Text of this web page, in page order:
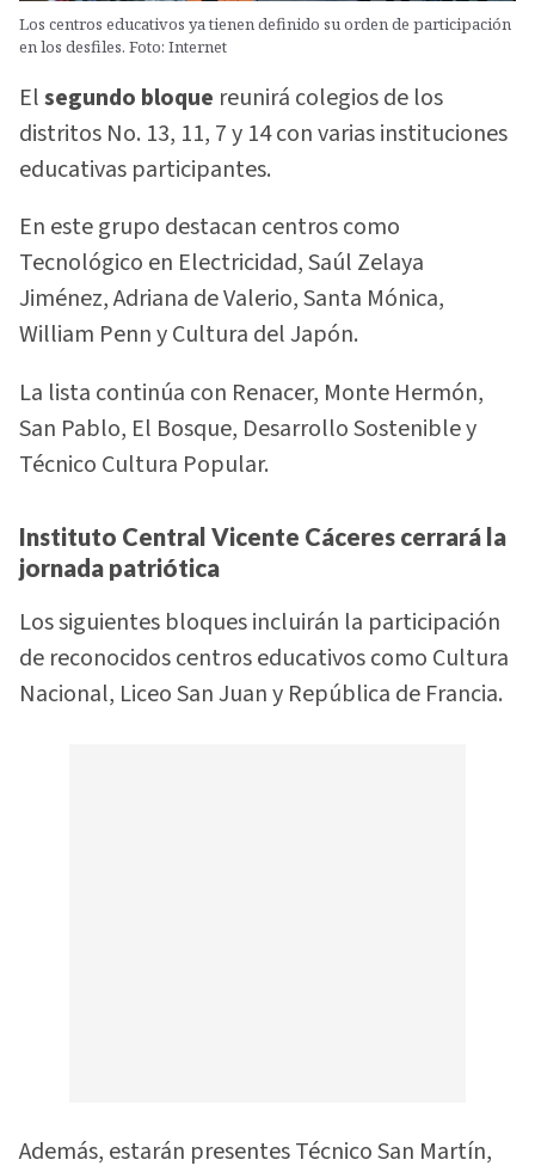
Los centros educativos ya tienen definido su orden de participación
en los desfiles. Foto: Internet
Elsegundo bloque reunirá colegios de los
distritos No. 13, 11, 7 y 14 con varias instituciones
educativas participantes.
En este grupo destacan centros como
Tecnológico en Electricidad, Saúl Zelaya
Jiménez, Adriana de Valerio, Santa Mónica,
William Penn y Cultura del Japón.
La lista continúa con Renacer, Monte Hermón,
San Pablo, El Bosque, Desarrollo Sostenible y
Técnico Cultura Popular.
Instituto Central Vicente Cáceres cerrará la
jornada patriótica
Los siguientes bloques incluirán la participación
de reconocidos centros educativos como Cultura
Nacional, Liceo San Juan y República de Francia.
Además, estarán presentes Técnico San Martín,